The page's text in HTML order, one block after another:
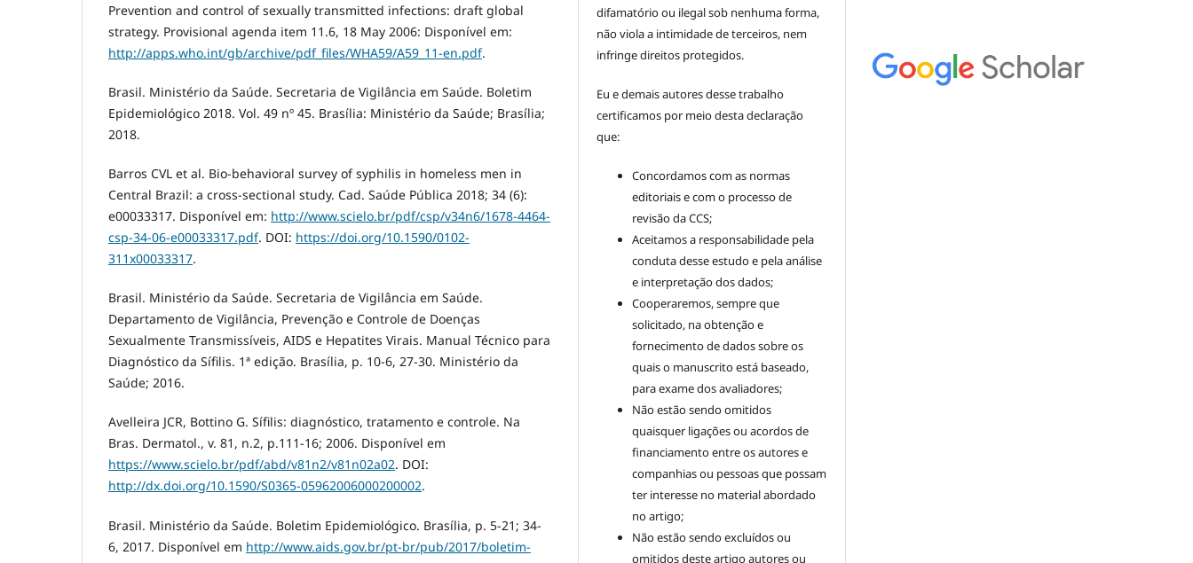
Prevention and control of sexually transmitted infections: draft global
strategy. Provisional agenda item 11.6, 18 May 2006: Disponível em:
http://apps.who.int/gb/archive/pdf_files/WHA59/A59_11-en.pdf.
Brasil. Ministério da Saúde. Secretaria de Vigilância em Saúde. Boletim
Epidemiológico 2018. Vol. 49 nº 45. Brasília: Ministério da Saúde; Brasília;
2018.
Barros CVL et al. Bio-behavioral survey of syphilis in homeless men in
Central Brazil: a cross-sectional study. Cad. Saúde Pública 2018; 34 (6):
e00033317. Disponível em: http://www.scielo.br/pdf/csp/v34n6/1678-4464-
csp-34-06-e00033317.pdf. DOI: https://doi.org/10.1590/0102-
311x00033317.
Brasil. Ministério da Saúde. Secretaria de Vigilância em Saúde.
Departamento de Vigilância, Prevenção e Controle de Doenças
Sexualmente Transmissíveis, AIDS e Hepatites Virais. Manual Técnico para
Diagnóstico da Sífilis. 1ª edição. Brasília, p. 10-6, 27-30. Ministério da
Saúde; 2016.
Avelleira JCR, Bottino G. Sífilis: diagnóstico, tratamento e controle. Na
Bras. Dermatol., v. 81, n.2, p.111-16; 2006. Disponível em
https://www.scielo.br/pdf/abd/v81n2/v81n02a02. DOI:
http://dx.doi.org/10.1590/S0365-05962006000200002.
Brasil. Ministério da Saúde. Boletim Epidemiológico. Brasília, p. 5-21; 34-
6, 2017. Disponível em http://www.aids.gov.br/pt-br/pub/2017/boletim-
difamatório ou ilegal sob nenhuma forma,
não viola a intimidade de terceiros, nem
infringe direitos protegidos.
Eu e demais autores desse trabalho
certificamos por meio desta declaração
que:
Concordamos com as normas
editoriais e com o processo de
revisão da CCS;
Aceitamos a responsabilidade pela
conduta desse estudo e pela análise
e interpretação dos dados;
Cooperaremos, sempre que
solicitado, na obtenção e
fornecimento de dados sobre os
quais o manuscrito está baseado,
para exame dos avaliadores;
Não estão sendo omitidos
quaisquer ligações ou acordos de
financiamento entre os autores e
companhias ou pessoas que possam
ter interesse no material abordado
no artigo;
Não estão sendo excluídos ou
omitidos deste artigo autores ou